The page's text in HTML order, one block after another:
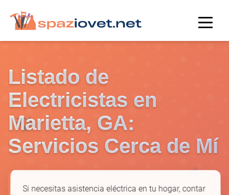
💡
⚡
Listado de
Electricistas en
Marietta, GA:
Servicios Cerca de Mí
Si necesitas asistencia eléctrica en tu hogar, contar